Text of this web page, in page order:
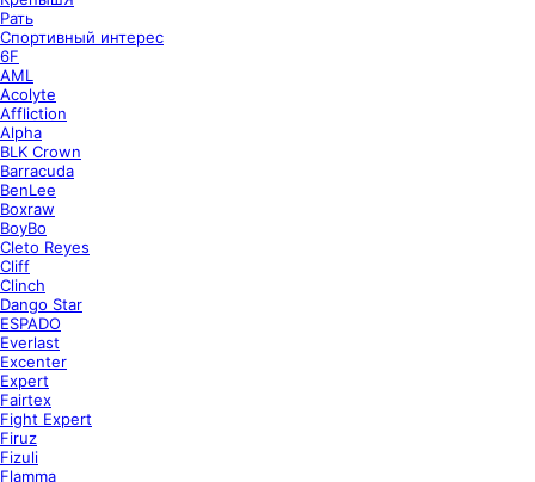
Рать
Спортивный интерес
6F
AML
Acolyte
Affliction
Alpha
BLK Crown
Barracuda
BenLee
Boxraw
BoyBo
Cleto Reyes
Cliff
Clinch
Dango Star
ESPADO
Everlast
Excenter
Expert
Fairtex
Fight Expert
Firuz
Fizuli
Flamma